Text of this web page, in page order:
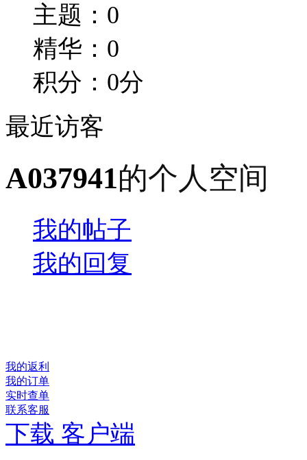
主题：0
精华：0
积分：0分
最近访客
A037941的个人空间
我的帖子
我的回复
我的返利
我的订单
实时查单
联系客服
下载 客户端